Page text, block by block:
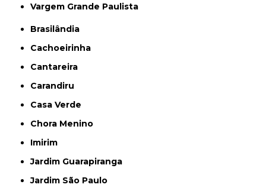
Vargem Grande Paulista
Brasilândia
Cachoeirinha
Cantareira
Carandiru
Casa Verde
Chora Menino
Imirim
Jardim Guarapiranga
Jardim São Paulo